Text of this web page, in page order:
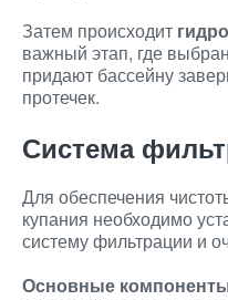
Затем происходит
важный этап, где
придают бассейну
протечек.
Система
Для обеспечения
купания необходимо
систему фильтрации и
Основные